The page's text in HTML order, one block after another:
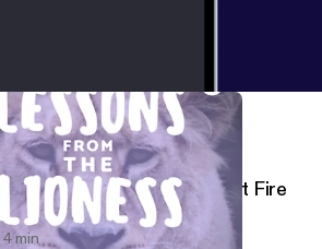
1- The Triangle Shirtwaist Fire
4 min